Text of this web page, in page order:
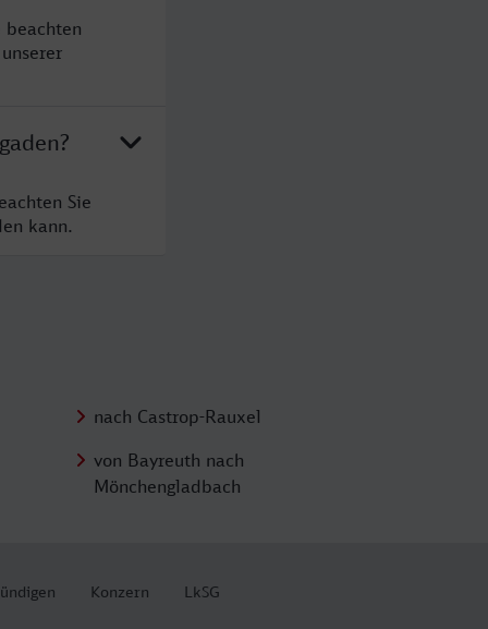
beachten
Sie
kann.
nach Castrop-Rauxel
von Bayreuth nach
Mönchengladbach
Konzern LkSG